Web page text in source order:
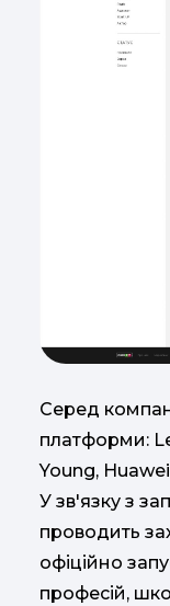
Серед
платформи:
Young,
У зв'язку з
проводить
офіційно
професій,